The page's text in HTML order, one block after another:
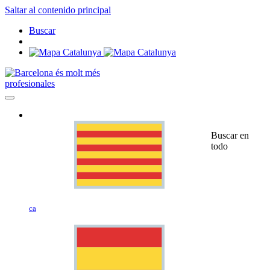
Saltar al contenido principal
Buscar
profesionales
ca
Buscar en
todo